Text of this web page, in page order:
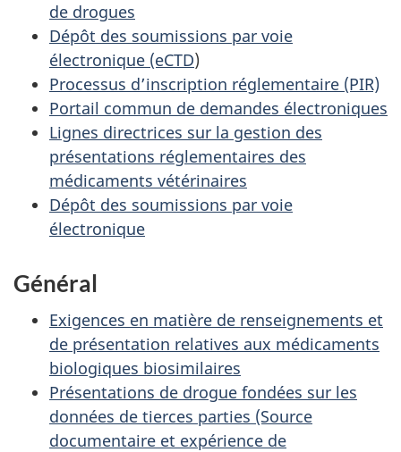
de drogues
Dépôt des soumissions par voie
électronique (eCTD)
Processus d’inscription réglementaire (PIR)
Portail commun de demandes électroniques
Lignes directrices sur la gestion des
présentations réglementaires des
médicaments vétérinaires
Dépôt des soumissions par voie
électronique
Général
Exigences en matière de renseignements et
de présentation relatives aux médicaments
biologiques biosimilaires
Présentations de drogue fondées sur les
données de tierces parties (Source
documentaire et expérience de